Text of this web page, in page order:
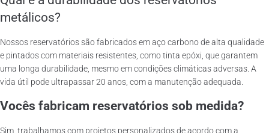
metálicos?
Nossos reservatórios são fabricados em aço carbono de alta qualidade
e pintados com materiais resistentes, como tinta epóxi, que garantem
uma longa durabilidade, mesmo em condições climáticas adversas. A
vida útil pode ultrapassar 20 anos, com a manutenção adequada.
Vocês fabricam reservatórios sob medida?
Sim, trabalhamos com projetos personalizados de acordo com a